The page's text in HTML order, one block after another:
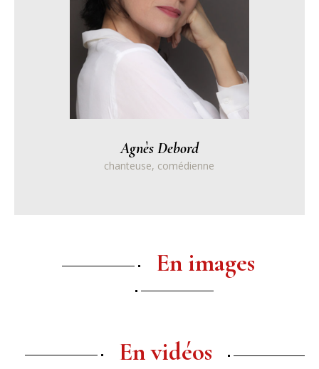
Agnès Debord
chanteuse, comédienne
En images
En vidéos